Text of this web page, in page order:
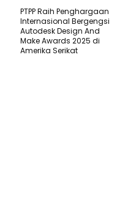
PTPP Raih Penghargaan
Internasional Bergengsi
Autodesk Design And
Make Awards 2025 di
Amerika Serikat